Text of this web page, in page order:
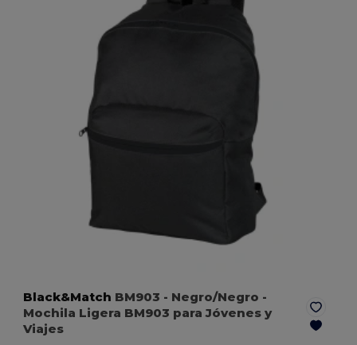
Black&Match BM903 - Negro/Negro -
Mochila Ligera BM903 para Jóvenes y
Viajes